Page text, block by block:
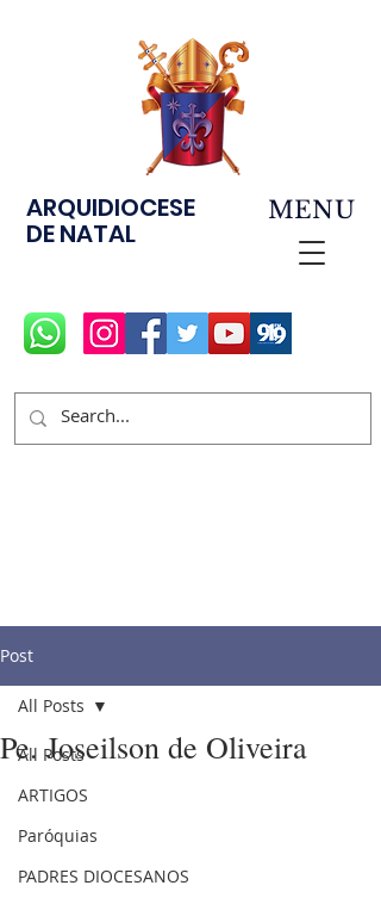
ARQUIDIOCESE
DE NATAL
MENU
Post
All Posts
ARTIGOS
Paróquias
PADRES DIOCESANOS
All Posts
Pe. Joseilson de Oliveira